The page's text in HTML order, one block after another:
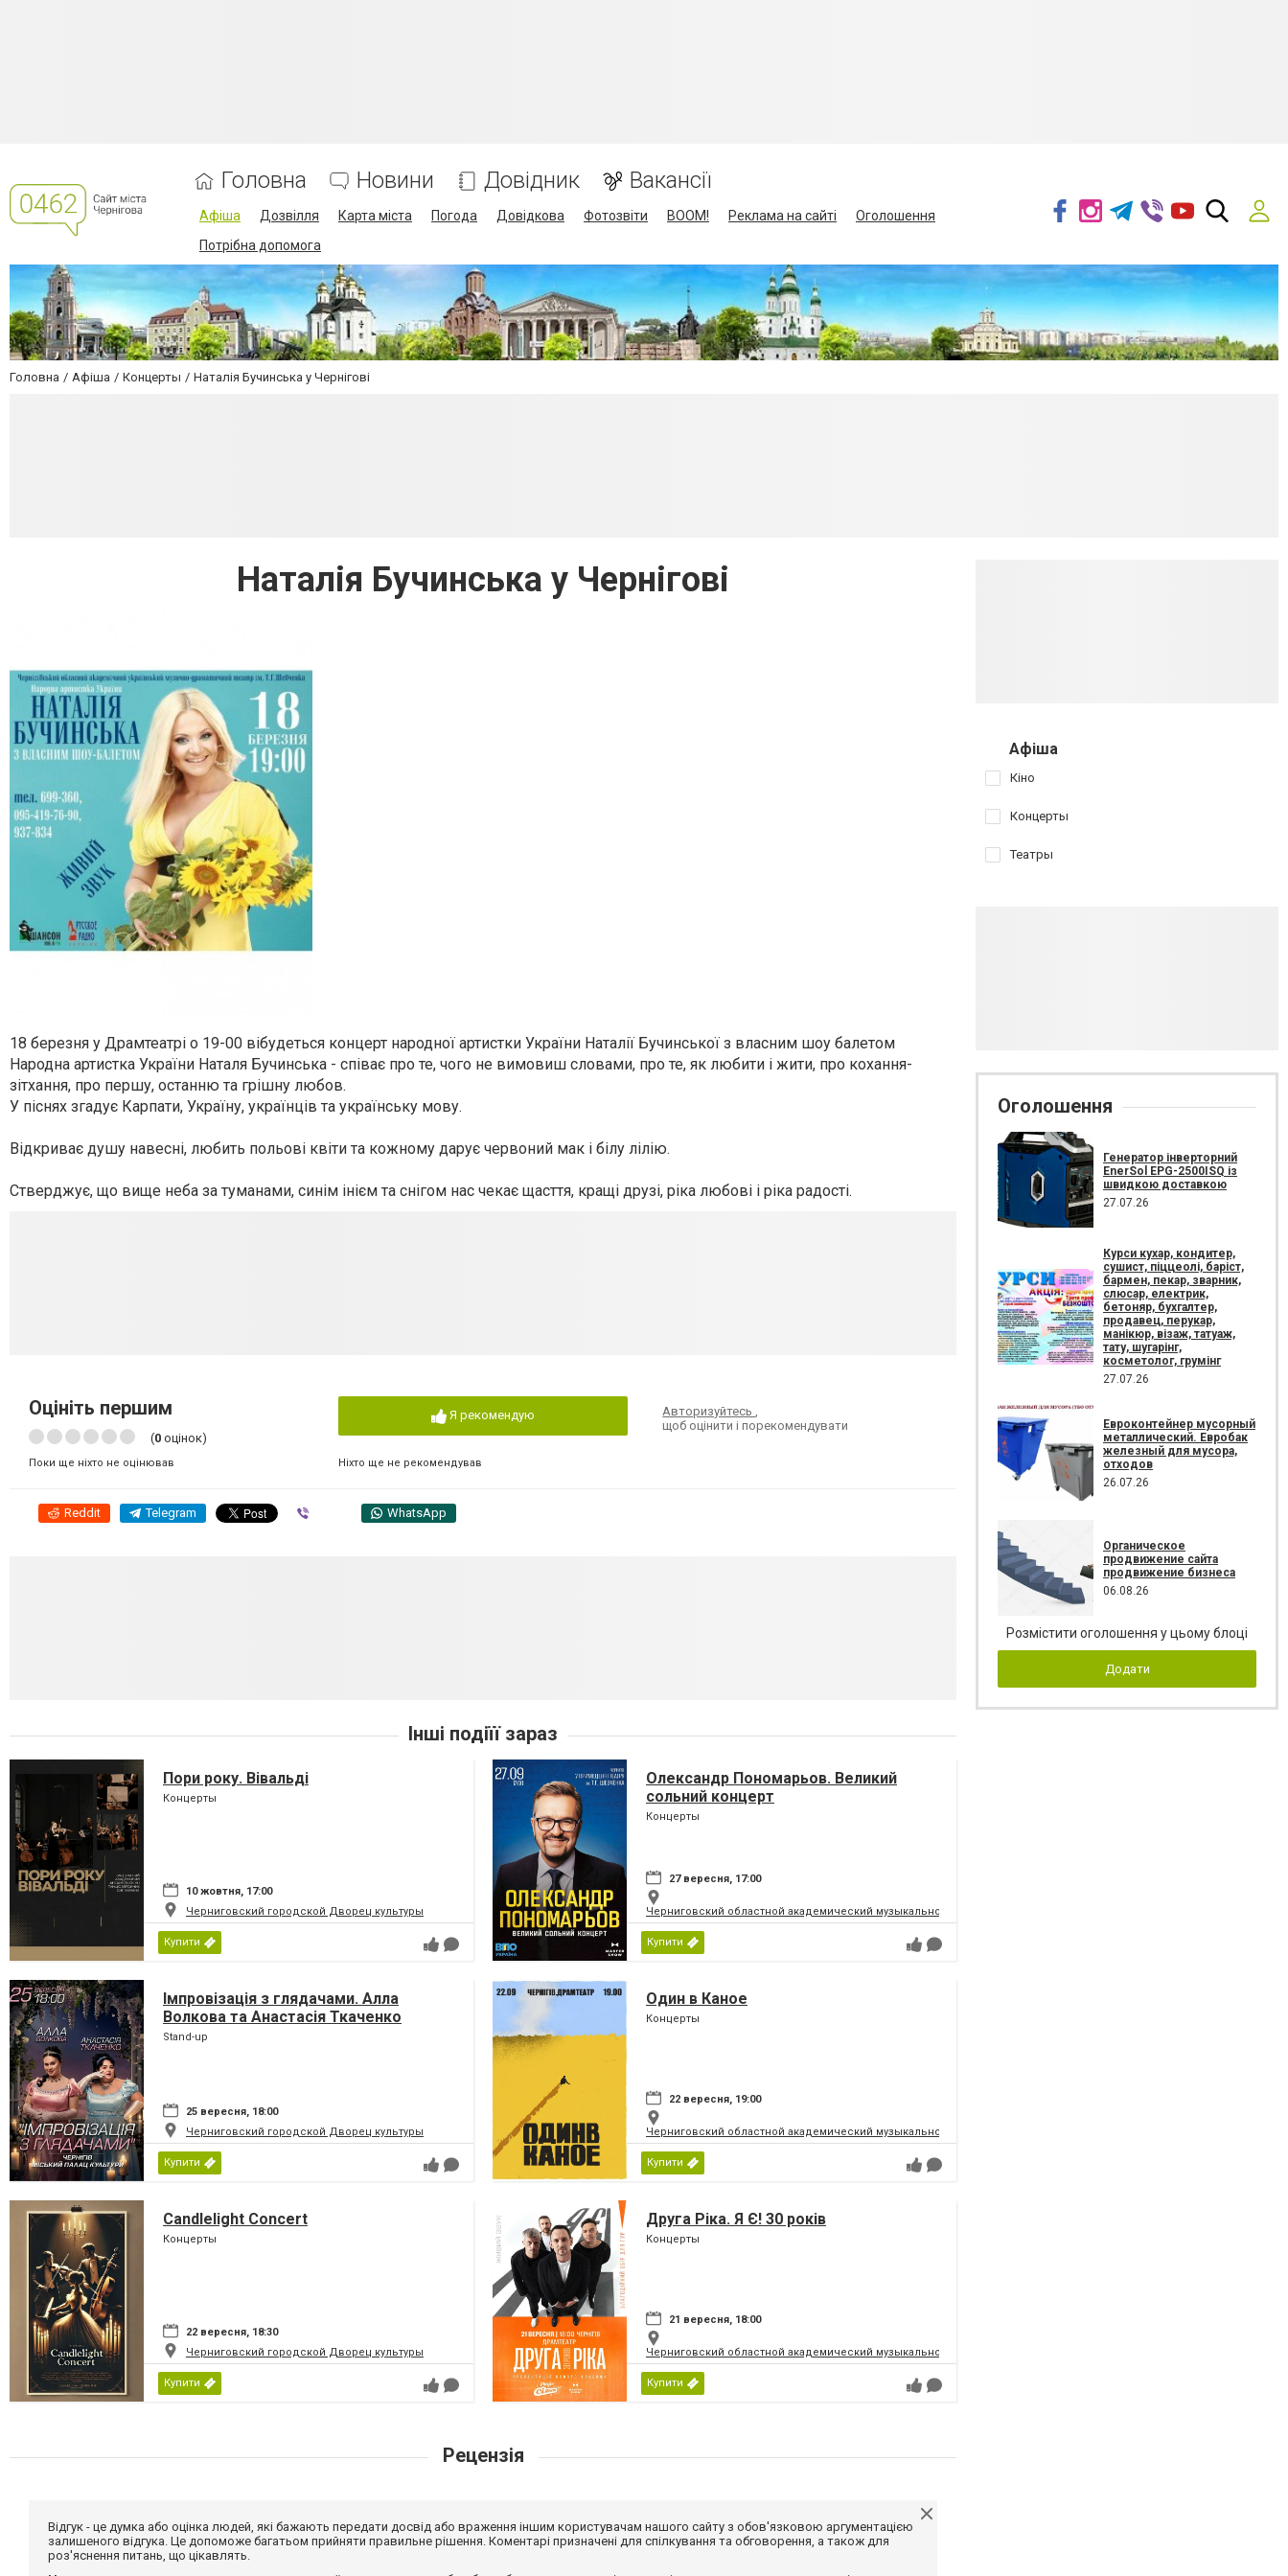
Головна Новини Довідник Вакансії
Афіша Дозвілля Карта міста Погода Довідкова Фотозвіти BOOM! Реклама на сайті
Оголошення
Потрібна допомога
Головна Афіша Концерты Наталія Бучинська у Чернігові
Наталія Бучинська у Чернігові
18 березня у Драмтеатрі о 19-00 вібудеться концерт народної артистки України Наталії Бучинської з власним шоу балетом
Народна артистка України Наталя Бучинська - співає про те, чого не вимовиш словами, про те, як любити і жити, про кохання-
зітхання, про першу, останню та грішну любов.
У піснях згадує Карпати, Україну, українців та українську мову.
Відкриває душу навесні, любить польові квіти та кожному дарує червоний мак і білу лілію.
Стверджує, що вище неба за туманами, синім інієм та снігом нас чекає щасття, кращі друзі, ріка любові і ріка радості.
Оцініть першим
(0 оцінок)
Поки ще ніхто не оцінював
Я рекомендую
Ніхто ще не рекомендував
Авторизуйтесь,
щоб оцінити і порекомендувати
Reddit Telegram WhatsApp
Інші подіїї зараз
Пори року. Вівальді
Концерты
10 жовтня, 17:00
Черниговский городской Дворец культуры
Купити
Олександр Пономарьов. Великий
сольний концерт
Концерты
27 вересня, 17:00
Черниговский областной академический музыкально-драматический театр имени Т.Г.Шевченко
Купити
Імпровізація з глядачами. Алла
Волкова та Анастасія Ткаченко
Stand-up
25 вересня, 18:00
Черниговский городской Дворец культуры
Купити
Один в Каное
Концерты
22 вересня, 19:00
Черниговский областной академический музыкально-драматический театр имени Т.Г.Шевченко
Купити
Candlelight Concert
Концерты
22 вересня, 18:30
Черниговский городской Дворец культуры
Купити
Друга Ріка. Я Є! 30 років
Концерты
21 вересня, 18:00
Черниговский областной академический музыкально-драматический театр имени Т.Г.Шевченко
Купити
Рецензія
Відгук - це думка або оцінка людей, які бажають передати досвід або враження іншим користувачам нашого сайту з обов'язковою аргументацією
залишеного відгука. Це допоможе багатьом прийняти правильне рішення. Коментарі призначені для спілкування та обговорення, а також для
роз'яснення питань, що цікавлять.
Афіша
Кіно
Концерты
Театры
Оголошення
Генератор інверторний
EnerSol EPG-2500ISQ із
швидкою доставкою
27.07.26
Курси кухар, кондитер,
сушист, піццеолі, баріст,
бармен, пекар, зварник,
слюсар, електрик,
бетоняр, бухгалтер,
продавец, перукар,
манікюр, візаж, татуаж,
тату, шугарінг,
косметолог, грумінг
27.07.26
Евроконтейнер мусорный
металлический. Евробак
железный для мусора,
отходов
26.07.26
Органическое
продвижение сайта
продвижение бизнеса
06.08.26
Розмістити оголошення у цьому блоці
Додати